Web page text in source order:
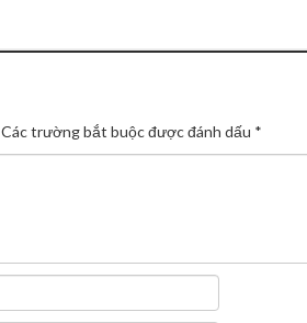
Các trường bắt buộc được đánh dấu *